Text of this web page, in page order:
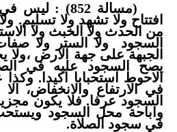
(مسالة 852) :
افتتاح ولا تشهد ولا تسليم.
من الحدث ولا الخبث ولا
السجود ولا الستر ولا
الجبهة على جهة الارض
يصح السجود عليه في
الاحوط استحبابا اكيدا.
في الارتفاع والانخفاض،
السجود عرفا. فلا يكون
واباحة محل السجود
في سجود الصلاة.